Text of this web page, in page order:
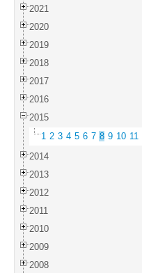
2021
2020
2019
2018
2017
2016
2015
1 2 3 4 5 6 7 8 9 10 11
2014
2013
2012
2011
2010
2009
2008